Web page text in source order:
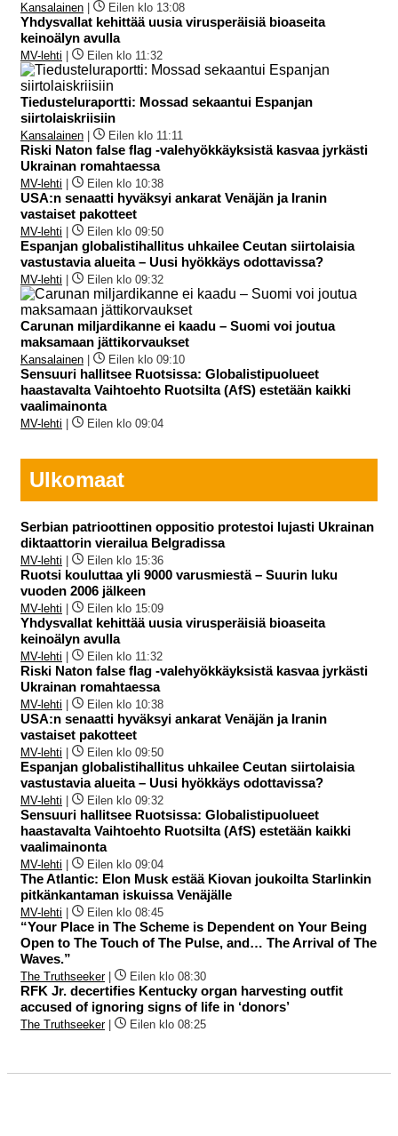
Kansalainen Eilen klo 13:08
Yhdysvallat kehittää uusia virusperäisiä bioaseita
keinoälyn avulla
MV-lehti Eilen klo 11:32
Tiedusteluraportti: Mossad sekaantui Espanjan
siirtolaiskriisiin
Kansalainen Eilen klo 11:11
Riski Naton false flag -valehyökkäyksistä kasvaa jyrkästi
Ukrainan romahtaessa
MV-lehti Eilen klo 10:38
USA:n senaatti hyväksyi ankarat Venäjän ja Iranin
vastaiset pakotteet
MV-lehti Eilen klo 09:50
Espanjan globalistihallitus uhkailee Ceutan siirtolaisia
vastustavia alueita – Uusi hyökkäys odottavissa?
MV-lehti Eilen klo 09:32
Carunan miljardikanne ei kaadu – Suomi voi joutua
maksamaan jättikorvaukset
Kansalainen Eilen klo 09:10
Sensuuri hallitsee Ruotsissa: Globalistipuolueet
haastavalta Vaihtoehto Ruotsilta (AfS) estetään kaikki
vaalimainonta
MV-lehti Eilen klo 09:04
Ulkomaat
Serbian patrioottinen oppositio protestoi lujasti Ukrainan
diktaattorin vierailua Belgradissa
MV-lehti Eilen klo 15:36
Ruotsi kouluttaa yli 9000 varusmiestä – Suurin luku
vuoden 2006 jälkeen
MV-lehti Eilen klo 15:09
Yhdysvallat kehittää uusia virusperäisiä bioaseita
keinoälyn avulla
MV-lehti Eilen klo 11:32
Riski Naton false flag -valehyökkäyksistä kasvaa jyrkästi
Ukrainan romahtaessa
MV-lehti Eilen klo 10:38
USA:n senaatti hyväksyi ankarat Venäjän ja Iranin
vastaiset pakotteet
MV-lehti Eilen klo 09:50
Espanjan globalistihallitus uhkailee Ceutan siirtolaisia
vastustavia alueita – Uusi hyökkäys odottavissa?
MV-lehti Eilen klo 09:32
Sensuuri hallitsee Ruotsissa: Globalistipuolueet
haastavalta Vaihtoehto Ruotsilta (AfS) estetään kaikki
vaalimainonta
MV-lehti Eilen klo 09:04
The Atlantic: Elon Musk estää Kiovan joukoilta Starlinkin
pitkänkantaman iskuissa Venäjälle
MV-lehti Eilen klo 08:45
“Your Place in The Scheme is Dependent on Your Being
Open to The Touch of The Pulse, and… The Arrival of The
Waves.”
The Truthseeker| Eilen klo 08:30
RFK Jr. decertifies Kentucky organ harvesting outfit
accused of ignoring signs of life in ‘donors’
The Truthseeker| Eilen klo 08:25